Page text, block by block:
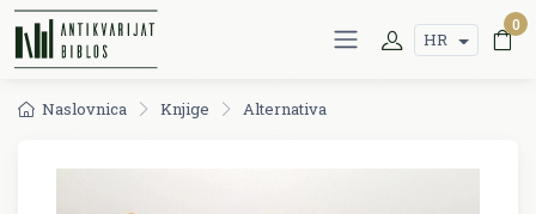
HR
0
Naslovnica Knjige Alternativa